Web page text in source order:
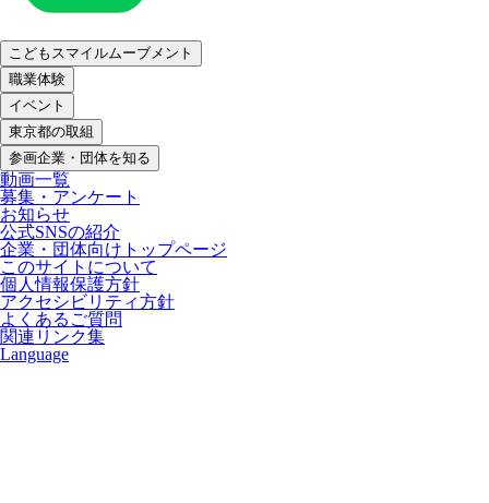
こどもスマイルムーブメント
職業体験
イベント
東京都の取組
参画企業・団体を知る
動画一覧
募集・アンケート
お知らせ
公式SNSの紹介
企業・団体向けトップページ
このサイトについて
個人情報保護方針
アクセシビリティ方針
よくあるご質問
関連リンク集
Language